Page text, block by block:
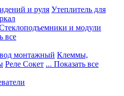
и руля Утеплитель для
и модули
все
монтажный Клеммы,
Реле Сокет ... Показать все